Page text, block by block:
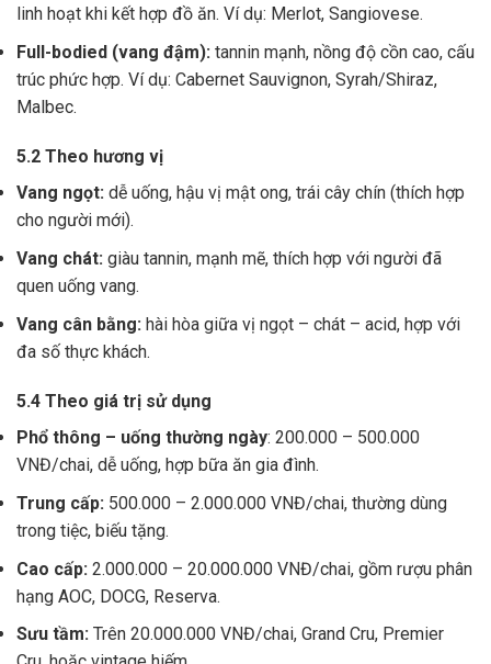
linh hoạt khi kết hợp đồ ăn. Ví dụ: Merlot, Sangiovese.
Full-bodied (vang đậm): tannin mạnh, nồng độ cồn cao, cấu
trúc phức hợp. Ví dụ: Cabernet Sauvignon, Syrah/Shiraz,
Malbec.
5.2 Theo hương vị
Vang ngọt: dễ uống, hậu vị mật ong, trái cây chín (thích hợp
cho người mới).
Vang chát: giàu tannin, mạnh mẽ, thích hợp với người đã
quen uống vang.
Vang cân bằng: hài hòa giữa vị ngọt – chát – acid, hợp với
đa số thực khách.
5.4 Theo giá trị sử dụng
Phổ thông – uống thường ngày: 200.000 – 500.000
VNĐ/chai, dễ uống, hợp bữa ăn gia đình.
Trung cấp: 500.000 – 2.000.000 VNĐ/chai, thường dùng
trong tiệc, biếu tặng.
Cao cấp: 2.000.000 – 20.000.000 VNĐ/chai, gồm rượu phân
hạng AOC, DOCG, Reserva.
Sưu tầm: Trên 20.000.000 VNĐ/chai, Grand Cru, Premier